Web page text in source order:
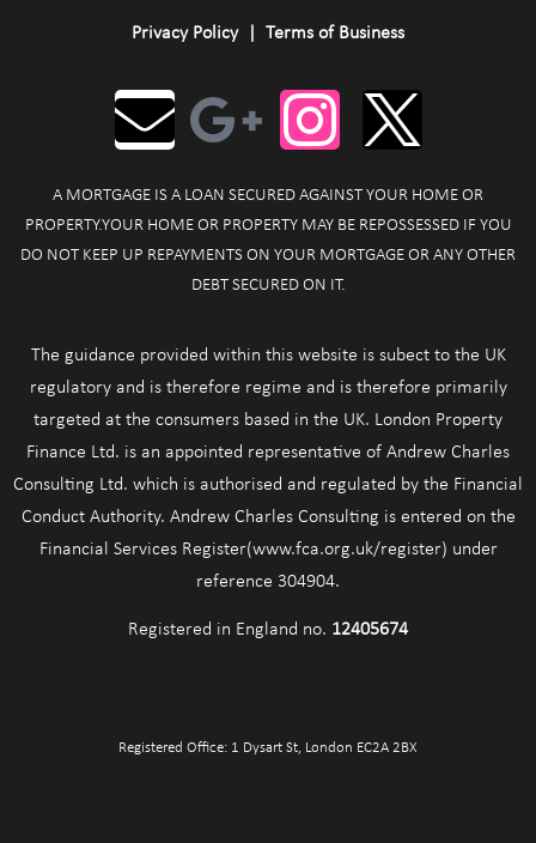
Privacy Policy| Terms of Business
A MORTGAGE IS A LOAN SECURED AGAINST YOUR HOME OR
PROPERTY.YOUR HOME OR PROPERTY MAY BE REPOSSESSED IF YOU
DO NOT KEEP UP REPAYMENTS ON YOUR MORTGAGE OR ANY OTHER
DEBT SECURED ON IT.
The guidance provided within this website is subect to the UK
regulatory and is therefore regime and is therefore primarily
targeted at the consumers based in the UK. London Property
Finance Ltd. is an appointed representative of Andrew Charles
Consulting Ltd. which is authorised and regulated by the Financial
Conduct Authority. Andrew Charles Consulting is entered on the
Financial Services Register(www.fca.org.uk/register) under
reference 304904.
Registered in England no. 12405674
Registered Office: 1 Dysart St, London EC2A 2BX